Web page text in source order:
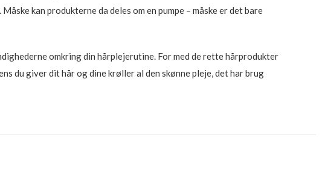
kan produkterne da deles om en pumpe – måske er det bare
omkring din hårplejerutine. For med de rette hårprodukter
du giver dit hår og dine krøller al den skønne pleje, det har brug